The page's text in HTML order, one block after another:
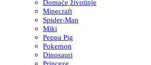
Domaće životinje
Minecraft
Spider-Man
Miki
Peppa Pig
Pokemon
Dinosauri
Princeze